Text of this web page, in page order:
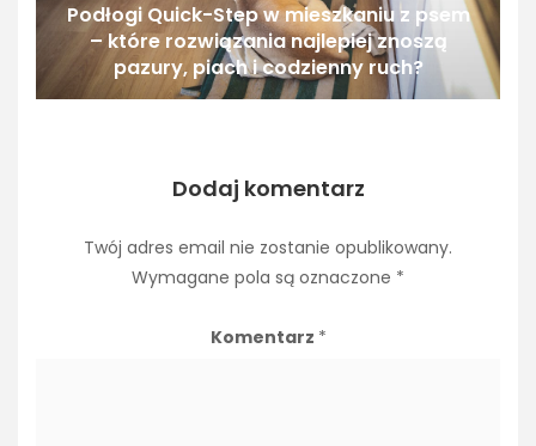
Podłogi Quick-Step w mieszkaniu z psem
– które rozwiązania najlepiej znoszą
pazury, piach i codzienny ruch?
Dodaj komentarz
Twój adres email nie zostanie opublikowany.
Wymagane pola są oznaczone *
Komentarz *